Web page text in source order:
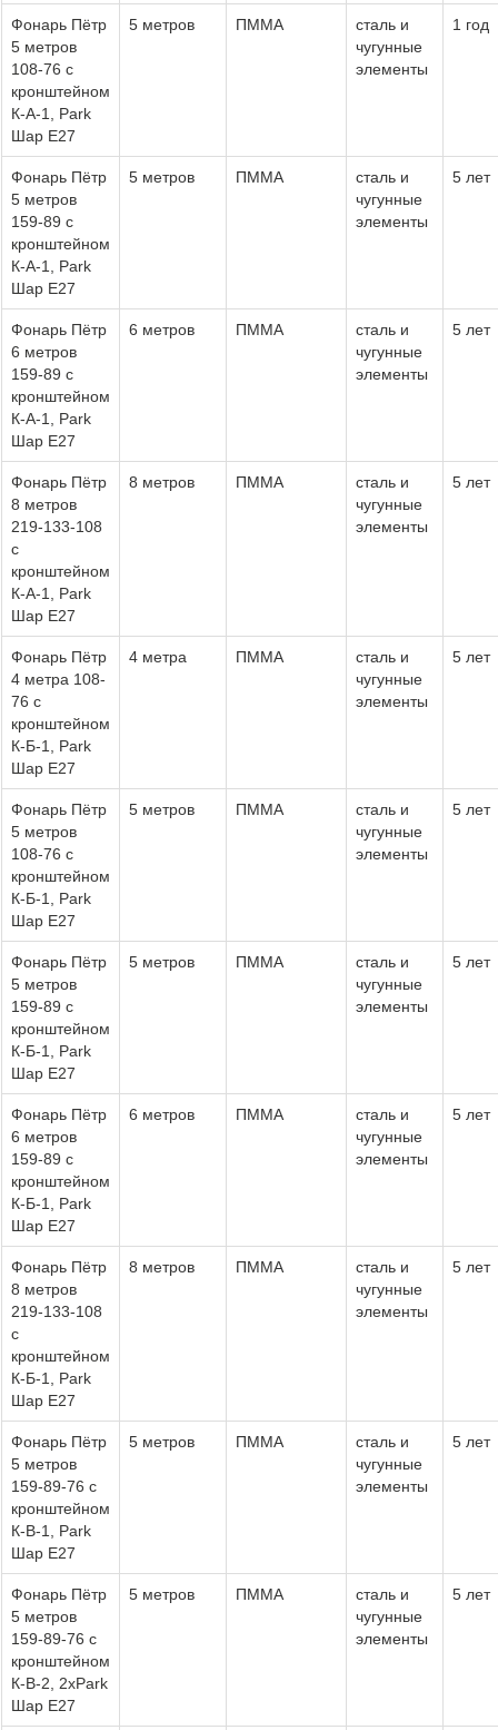
Фонарь Пётр
5 метров
108-76 с
кронштейном
К-А-1, Park
Шар Е27
5 метров ПММА
сталь и
чугунные
элементы
1 год
Фонарь Пётр
5 метров
159-89 с
кронштейном
К-А-1, Park
Шар Е27
5 метров ПММА
сталь и
чугунные
элементы
5 лет
Фонарь Пётр
6 метров
159-89 с
кронштейном
К-А-1, Park
Шар Е27
6 метров ПММА
сталь и
чугунные
элементы
5 лет
Фонарь Пётр
8 метров
219-133-108
с
кронштейном
К-А-1, Park
Шар Е27
8 метров ПММА
сталь и
чугунные
элементы
5 лет
Фонарь Пётр
4 метра 108-
76 с
кронштейном
К-Б-1, Park
Шар Е27
4 метра ПММА
сталь и
чугунные
элементы
5 лет
Фонарь Пётр
5 метров
108-76 с
кронштейном
К-Б-1, Park
Шар Е27
5 метров ПММА
сталь и
чугунные
элементы
5 лет
Фонарь Пётр
5 метров
159-89 с
кронштейном
К-Б-1, Park
Шар Е27
5 метров ПММА
сталь и
чугунные
элементы
5 лет
Фонарь Пётр
6 метров
159-89 с
кронштейном
К-Б-1, Park
Шар Е27
6 метров ПММА
сталь и
чугунные
элементы
5 лет
Фонарь Пётр
8 метров
219-133-108
с
кронштейном
К-Б-1, Park
Шар Е27
8 метров ПММА
сталь и
чугунные
элементы
5 лет
Фонарь Пётр
5 метров
159-89-76 с
кронштейном
К-В-1, Park
Шар Е27
5 метров ПММА
сталь и
чугунные
элементы
5 лет
Фонарь Пётр
5 метров
159-89-76 с
кронштейном
К-В-2, 2хPark
Шар Е27
5 метров ПММА
сталь и
чугунные
элементы
5 лет